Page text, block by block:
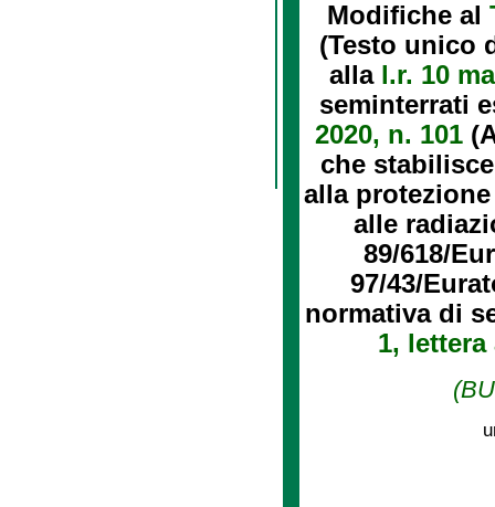
Modifiche al
(Testo unico
alla l.r. 10
seminterrati
2020, n. 101
che
alla
alle
89/618/
97/43/
normativa di
1, lettera